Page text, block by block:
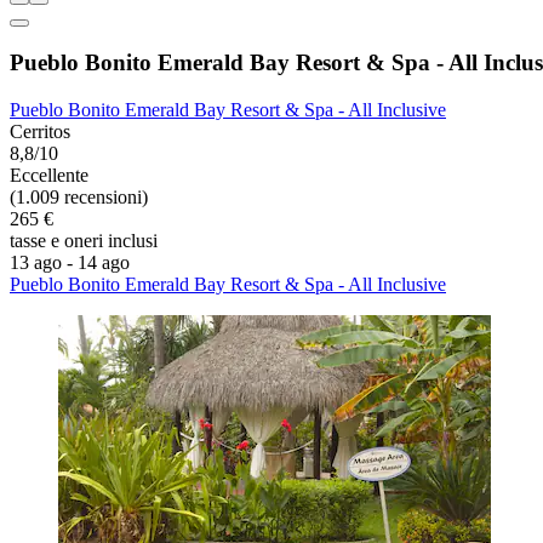
Pueblo Bonito Emerald Bay Resort & Spa - All
Pueblo Bonito Emerald Bay Resort & Spa - All Inclusive
Cerritos
8,8/10
Eccellente
(1.009 recensioni)
265 €
tasse e oneri inclusi
13 ago - 14 ago
Pueblo Bonito Emerald Bay Resort & Spa - All Inclusive